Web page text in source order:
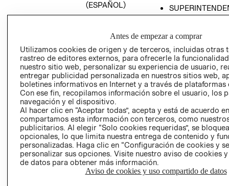
(ESPAÑOL)
Y ÉTICA (INGLÉS)
DE INDUSTRIA Y
PETICIONES
QUEJAS Y
RECLAMOS
Colombia ($)
CAMBIAR REGIÓN
RECIÉN NACIDO
NOVEDADES
Antes de empezar a comprar
Utilizamos cookies de origen y de terceros, incluidas otras
rastreo de editores externos, para ofrecerle la
nuestro sitio web, personalizar su experiencia de usuario,
entregar publicidad personalizada en nuestros sitios web,
boletines informativos en Internet y a través de plataformas
Con ese fin, recopilamos información sobre el usuario, los
navegación y el dispositivo.
Al hacer clic en “Aceptar todas”, acepta y está de acuerdo
compartamos esta información con terceros, como
publicitarios. Al elegir “Solo cookies requeridas”, se
opcionales, lo que limita nuestra entrega de contenido y
personalizadas. Haga clic en “Configuración de cookies y
personalizar sus opciones. Visite nuestro aviso de cookies
de datos para obtener más información.
Aviso de cookies y uso compartido de datos